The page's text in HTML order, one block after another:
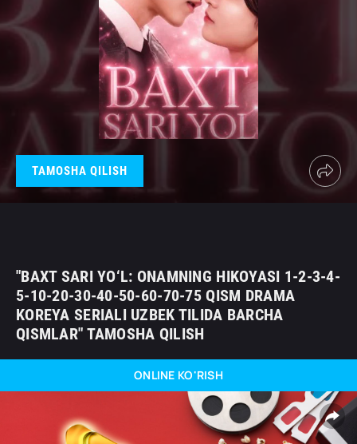
TAMOSHA QILISH
"BAXT SARI YO‘L: ONAMNING HIKOYASI 1-2-3-4-
5-10-20-30-40-50-60-70-75 QISM DRAMA
KOREYA SERIALI UZBEK TILIDA BARCHA
QISMLAR" TAMOSHA QILISH
ONLINE KO'RISH